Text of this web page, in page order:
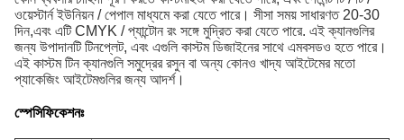
ওয়েস্টার্ন ইউনিয়ন / পেপাল মাধ্যমে করা যেতে পারে। সীসা সময় সাধারণত 20-30
দিন,এবং এটি CMYK / প্যান্টোন রং সঙ্গে মুদ্রিত করা যেতে পারে. এই ক্যানগুলির
জন্য উপাদানটি টিনপ্লেট, এবং এগুলি কাস্টম ডিজাইনের সাথে এমবসডও হতে পারে।
এই কাস্টম টিন ক্যানগুলি সমুদ্রের রসুন বা অন্য কোনও খাদ্য আইটেমের মতো
প্যাকেজিং আইটেমগুলির জন্য আদর্শ।
স্পেসিফিকেশনঃ